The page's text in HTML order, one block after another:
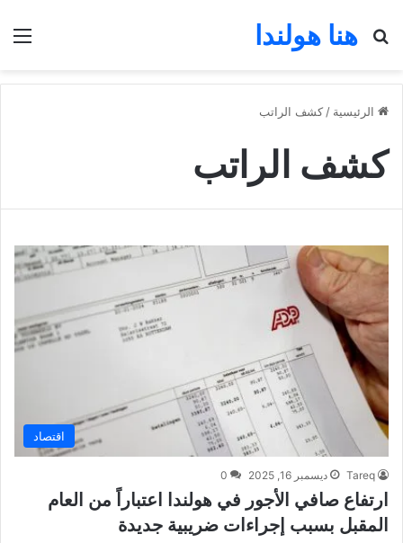
هنا هولندا
بحث عن
الرئيسية / كشف الراتب
كشف الراتب
اقتصاد
Tareq ديسمبر 16, 2025 0
ارتفاع صافي الأجور في هولندا اعتباراً من العام
المقبل بسبب إجراءات ضريبية جديدة